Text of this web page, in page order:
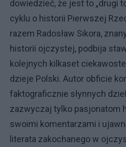
dowiedzieć, że jest to „drugi
cyklu o historii Pierwszej
razem Radosław Sikora,
historii ojczystej, podbija
kolejnych kilkaset
dzieje Polski. Autor obficie
faktograficznie słynnych
zazwyczaj tylko pasjonatom
swoimi komentarzami i
literata zakochanego w